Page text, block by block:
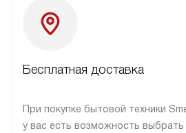
Бесплатная доставка
При покупке бытовой техники
у вас есть возможность выбрать